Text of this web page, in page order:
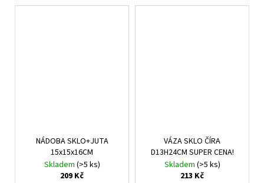
NÁDOBA SKLO+JUTA
15x15x16CM
Skladem (>5 ks)
209 Kč
VÁZA SKLO ČÍRA
D13H24CM SUPER CENA!
Skladem (>5 ks)
213 Kč